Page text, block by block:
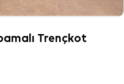
Trençkot